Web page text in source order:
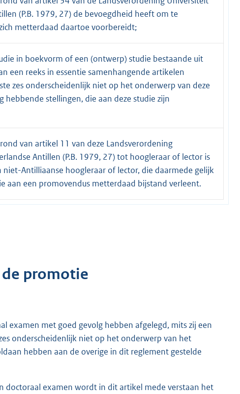
(P.B. 1979, 27) de bevoegdheid heeft om te
metterdaad daartoe voorbereidt;
in boekvorm of een (ontwerp) studie bestaande uit
een reeks in essentie samenhangende artikelen
zes onderscheidenlijk niet op het onderwerp van deze
hebbende stellingen, die aan deze studie zijn
van artikel 11 van deze Landsverordening
Antillen (P.B. 1979, 27) tot hoogleraar of lector is
niet-Antilliaanse hoogleraar of lector, die daarmede gelijk
aan een promovendus metterdaad bijstand verleent.
de promotie
examen met goed gevolg hebben afgelegd, mits zij een
onderscheidenlijk niet op het onderwerp van het
hebben aan de overige in dit reglement gestelde
doctoraal examen wordt in dit artikel mede verstaan het